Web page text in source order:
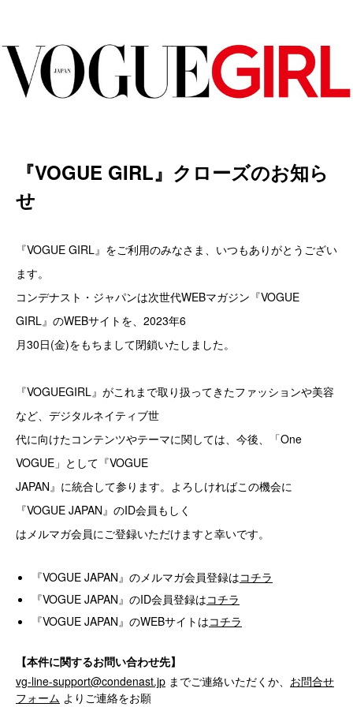
『VOGUE GIRL』クローズのお知ら
せ
『VOGUE GIRL』をご利用のみなさま、いつもありがとうござい
ます。
コンデナスト・ジャパンは次世代WEBマガジン『VOGUE
GIRL』のWEBサイトを、2023年6
月30日(金)をもちまして閉鎖いたしました。
『VOGUEGIRL』がこれまで取り扱ってきたファッションや美容
など、デジタルネイティブ世
代に向けたコンテンツやテーマに関しては、今後、「One
VOGUE」として『VOGUE
JAPAN』に統合して参ります。よろしければこの機会に
『VOGUE JAPAN』のID会員もしく
はメルマガ会員にご登録いただけますと幸いです。
『VOGUE JAPAN』のメルマガ会員登録はコチラ
『VOGUE JAPAN』のID会員登録はコチラ
『VOGUE JAPAN』のWEBサイトはコチラ
【本件に関するお問い合わせ先】
vg-line-support@condenast.jp までご連絡いただくか、 お問合せ
フォーム よりご連絡をお願